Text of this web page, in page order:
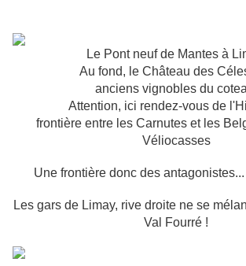
Le Pont neuf de Mantes à
Au fond, le Château des
anciens vignobles du
Attention, ici rendez-vous de
frontière entre les Carnutes et les
Véliocasses
Une frontière donc des
Les gars de Limay, rive droite ne se
Val Fourré !